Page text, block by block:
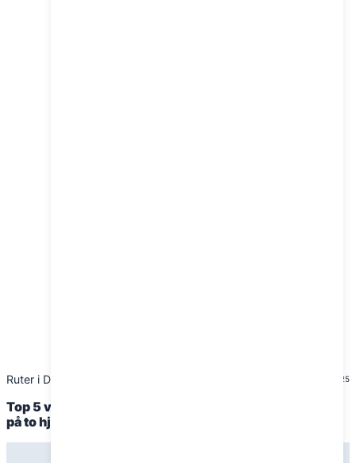
Ruter i Danmark 17. januar 2025
Top 5 vintercykelruter i Jylland: Oplev naturens magi
på to hjul